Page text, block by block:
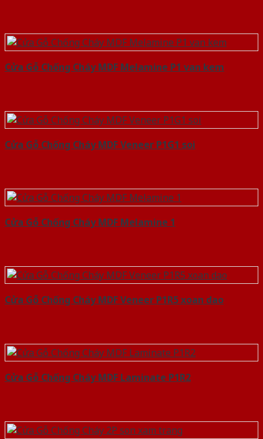
Cửa Gỗ Chống Cháy MDF Melamine P1 van kem
Cửa Gỗ Chống Cháy MDF Veneer P1G1 soi
Cửa Gỗ Chống Cháy MDF Melamine 1
Cửa Gỗ Chống Cháy MDF Veneer P1R5 xoan dao
Cửa Gỗ Chống Cháy MDF Laminate P1R2